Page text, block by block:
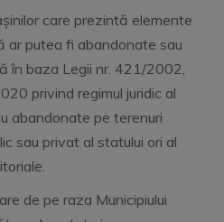
care prezintă elemente
ar putea fi abandonate sau
în baza Legii nr. 421/2002,
privind regimul juridic al
abandonate pe terenuri
sau privat al statului ori al
de pe raza Municipiului